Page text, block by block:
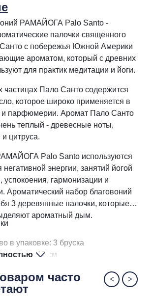
РАМАЙОГА Palo Santo -
палочки священного
с побережья Южной Америки
ароматом, который с древних
для практик медитации и йоги.
частицах Пало Санто содержится
которое широко применяется в
и парфюмерии. Аромат Пало Санто
теплый - древесные ноты,
цитруса.
Palo Santo используются
энергии, занятий йогой
успокоения, гармонизации и
Ароматический набор благовоний
3 деревянные палочки, которые
ароматный дым.
в упаковке: 3 бруска
8 -10 см
часто